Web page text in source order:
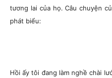
tương lai của họ. Câu chuyện
phát biểu:
Hồi ấy tôi đang làm nghề chài